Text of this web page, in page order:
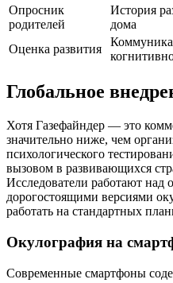
Опросник
родителей
История
дома
Оценка развития
Глобальное
Хотя Газефайндер — это
значительно ниже, чем
психологического
вызовом в развивающихся
Исследователи работают над
дорогостоящими версиями
работать на стандартных
Окулография на
Современные смартфоны